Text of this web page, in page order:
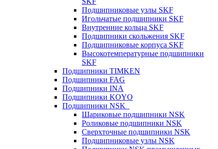
Подшипниковые узлы SKF
Игольчатые подшипники SKF
Внутренние кольца SKF
Подшипники скольжения SKF
Подшипниковые корпуса SKF
Высокотемпературные подшипники
SKF
Подшипники TIMKEN
Подшипники FAG
Подшипники INA
Подшипники KOYO
Подшипники NSK
Шариковые подшипники NSK
Роликовые подшипники NSK
Сверхточные подшипники NSK
Подшипниковые узлы NSK